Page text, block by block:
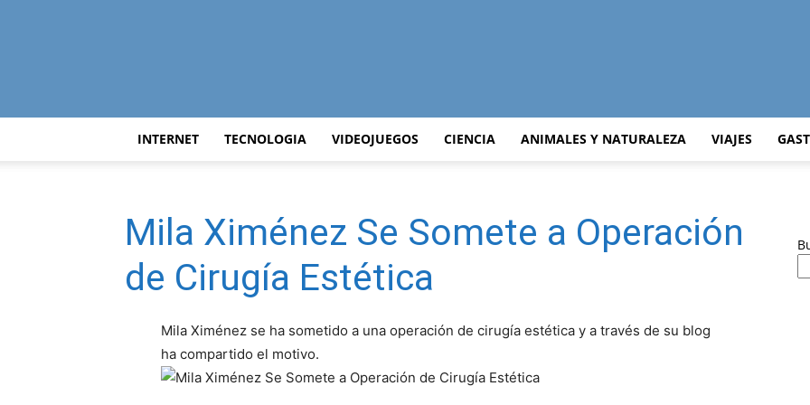
Curiosidades
Curiosas
INTERNET TECNOLOGIA VIDEOJUEGOS CIENCIA ANIMALES Y NATURALEZA VIAJES
Mila Ximénez Se Somete a Operación
de Cirugía Estética
Mila Ximénez se ha sometido a una operación de cirugía estética y a través de su blog
ha compartido el motivo.